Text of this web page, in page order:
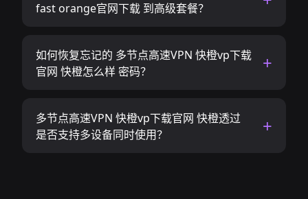
fast orange官网下载 到高级套餐？
如何恢复忘记的 多节点高速VPN 快橙vp下载
官网 快橙怎么样 密码？
多节点高速VPN 快橙vp下载官网 快橙透过
是否支持多设备同时使用？